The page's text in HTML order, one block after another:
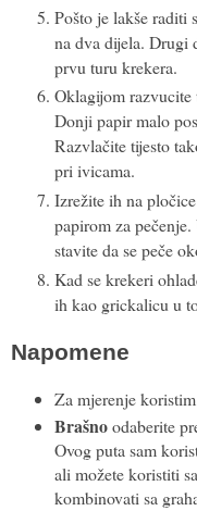
Pošto je lakše raditi
na dva dijela. Drugi
prvu turu krekera.
Oklagijom razvucite
Donji papir malo
Razvlačite tijesto
pri ivicama.
Izrežite ih na
papirom za
stavite da se peče
Kad se krekeri
ih kao grickalicu u
Napomene
Za mjerenje koristim
Brašnoodaberite
Ovog puta sam
ali možete koristiti
kombinovati sa